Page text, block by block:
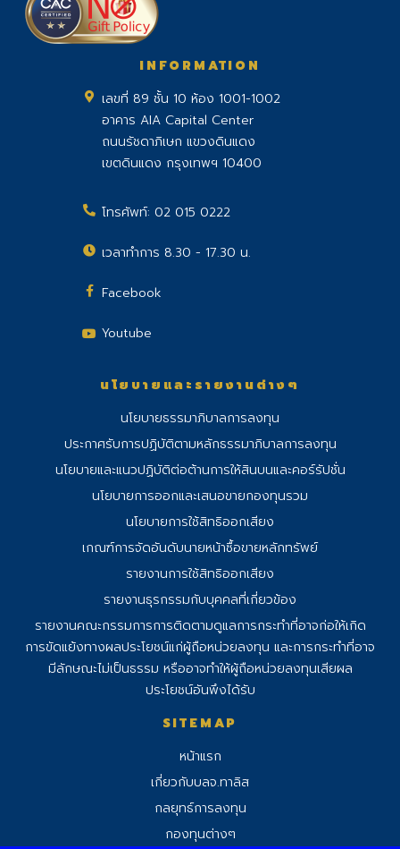
INFORMATION
เลขที่ 89 ชั้น 10 ห้อง 1001-1002
อาคาร AIA Capital Center
ถนนรัชดาภิเษก แขวงดินแดง
เขตดินแดง กรุงเทพฯ 10400
โทรศัพท์: 02 015 0222
เวลาทำการ 8.30 - 17.30 น.
Facebook
Youtube
นโยบายและรายงานต่างๆ
นโยบายธรรมาภิบาลการลงทุน
ประกาศรับการปฏิบัติตามหลักธรรมาภิบาลการลงทุน
นโยบายและแนวปฏิบัติต่อต้านการให้สินบนและคอร์รัปชั่น
นโยบายการออกและเสนอขายกองทุนรวม
นโยบายการใช้สิทธิออกเสียง
เกณฑ์การจัดอันดับนายหน้าซื้อขายหลักทรัพย์
รายงานการใช้สิทธิออกเสียง
รายงานธุรกรรมกับบุคคลที่เกี่ยวข้อง
รายงานคณะกรรมการการติดตามดูแลการกระทําที่อาจก่อให้เกิด
การขัดแย้งทางผลประโยชน์แก่ผู้ถือหน่วยลงทุน และการกระทําที่อาจ
มีลักษณะไม่เป็นธรรม หรืออาจทําให้ผู้ถือหน่วยลงทุนเสียผล
ประโยชน์อันพึงได้รับ
SITEMAP
หน้าแรก
เกี่ยวกับบลจ.ทาลิส
กลยุทธ์การลงทุน
กองทุนต่างๆ